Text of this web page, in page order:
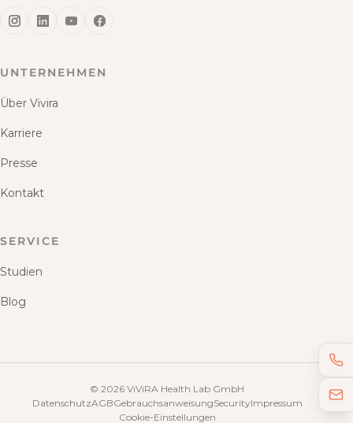
UNTERNEHMEN
Über Vivira
Karriere
Presse
Kontakt
SERVICE
Studien
Blog
© 2026 ViViRA Health Lab GmbH
DatenschutzAGBGebrauchsanweisungSecurityImpressum
Cookie-Einstellungen